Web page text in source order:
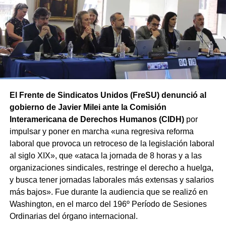
replicarán en las principales ciudades de todas las
provincias en el marco de la Jornada Nacional de Lucha
convocada por el sindicato.
El Frente de Sindicatos Unidos (FreSU) denunció al
gobierno de Javier Milei ante la Comisión
Interamericana de Derechos Humanos (CIDH)por
impulsar y poner en marcha «una regresiva reforma
laboral que provoca un retroceso de la legislación laboral
al siglo XIX», que «ataca la jornada de 8 horas y a las
organizaciones sindicales, restringe el derecho a huelga,
y busca tener jornadas laborales más extensas y salarios
más bajos». Fue durante la audiencia que se realizó en
Washington, en el marco del 196º Período de Sesiones
Ordinarias del órgano internacional.